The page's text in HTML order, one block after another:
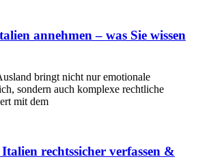
annehmen – was Sie wissen
bringt nicht nur emotionale
sondern auch komplexe rechtliche
mit dem
rechtssicher verfassen &